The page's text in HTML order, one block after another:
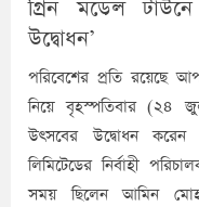
গ্রিন মডেল
উদ্বোধন’
পরিবেশের প্রতি রয়েছে
নিয়ে বৃহস্পতিবার (২৪
উৎসবের উদ্বোধন করেন
লিমিটেডের নির্বাহী
সময় ছিলেন আমিন